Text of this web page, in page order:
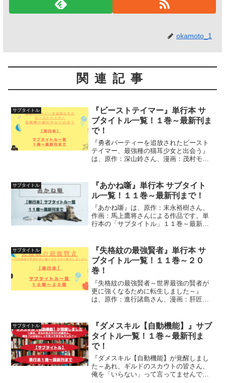
okamoto_1
関連記事
サブタイトル
『ビーストテイマー』単行本 サ
ブタイトル一覧！１巻～最新刊ま
で！
『勇者パーティーを追放されたビースト
テイマー、最強種の猫耳少女と出会う』
は、原作：深山鈴さん、漫画：茂村モト
ル」１巻～最新刊までを一覧にして紹介
しています
サブタイトル
『あかね噺』単行本 サブタイト
ル一覧！１１巻～最新刊まで！
『あかね噺』は、原作：末永裕樹さん、
作画：馬上鷹将さんによる作品です。単
行本の「サブタイトル」１１巻～最新刊
サブタイトル
『失格紋の最強賢者』単行本 サ
ブタイトル一覧！１１巻～２０
巻！
『失格紋の最強賢者～世界最強の賢者が
更に強くなるために転生しました～』
は、原作：進行諸島さん、漫画：肝匠＆
トル」１１巻～２０巻までを一覧にして
紹介しています
サブタイトル
『ダメスキル【自動機能】』サブ
タイトル一覧！１巻～最新刊ま
で！
『ダメスキル【自動機能】が覚醒しまし
た～あれ、ギルドのスカウトの皆さん、
俺を「いらない」って言ってませんでし